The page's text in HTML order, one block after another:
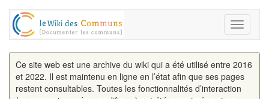
Toggle
Ce site web est une archive du wiki qui a été utilisé entre 2016
et 2022. Il est maintenu en ligne en l’état afin que ses pages
restent consultables. Toutes les fonctionnalités d’interaction